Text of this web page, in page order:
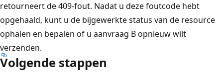
retourneert de 409-fout. Nadat u deze foutcode hebt
opgehaald, kunt u de bijgewerkte status van de resource
ophalen en bepalen of u aanvraag B opnieuw wilt
verzenden.
Volgende stappen